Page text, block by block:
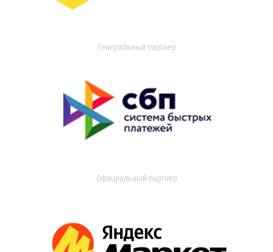
Генеральный партнер
Официальный партнер